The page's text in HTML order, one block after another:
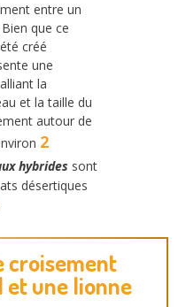
entre un
que ce
créé
une
la
et la taille du
autour de
2
hybrides sont
désertiques
croisement
une lionne